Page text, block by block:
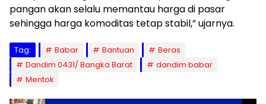
pangan akan selalu memantau harga di pasar
sehingga harga komoditas tetap stabil,” ujarnya.
Tag: Babar Bantuan
Beras
Dandim 0431/ Bangka Barat
dandim babar
Mentok